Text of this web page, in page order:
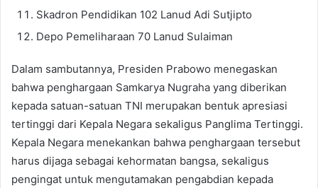
Skadron Pendidikan 102 Lanud Adi Sutjipto
Depo Pemeliharaan 70 Lanud Sulaiman
Dalam sambutannya, Presiden Prabowo menegaskan
bahwa penghargaan Samkarya Nugraha yang diberikan
kepada satuan-satuan TNI merupakan bentuk apresiasi
tertinggi dari Kepala Negara sekaligus Panglima Tertinggi.
Kepala Negara menekankan bahwa penghargaan tersebut
harus dijaga sebagai kehormatan bangsa, sekaligus
pengingat untuk mengutamakan pengabdian kepada